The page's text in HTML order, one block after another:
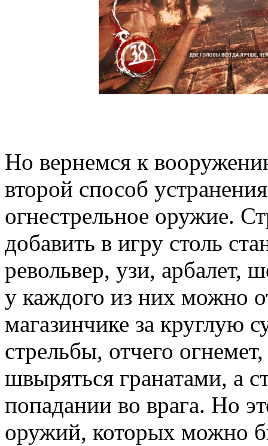
Но вернемся к
второй способ
огнестрельное оружие.
добавить в игру столь
револьвер, узи, арбалет,
у каждого из них можно
магазинчике за круглую
стрельбы, отчего
швыряться гранатами, а
попадании во врага. Но
оружий, которых можно